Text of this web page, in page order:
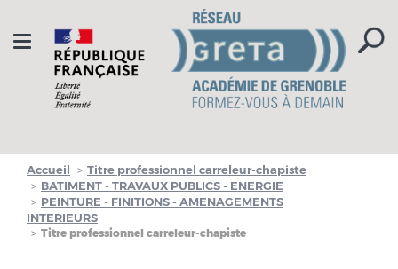
Toggle
navigation
Accueil
Titre professionnel carreleur-chapiste
BATIMENT - TRAVAUX PUBLICS - ENERGIE
PEINTURE - FINITIONS - AMENAGEMENTS
INTERIEURS
Titre professionnel carreleur-chapiste